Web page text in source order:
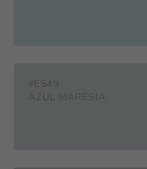
#E549
AZUL MARESIA